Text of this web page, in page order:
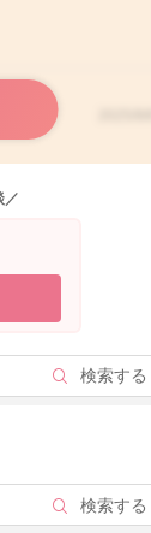
／
検索する
検索する